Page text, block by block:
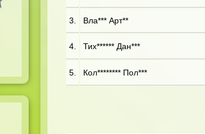
3. Вла*** Арт**
4. Тих****** Дан***
5. Кол******** Пол***